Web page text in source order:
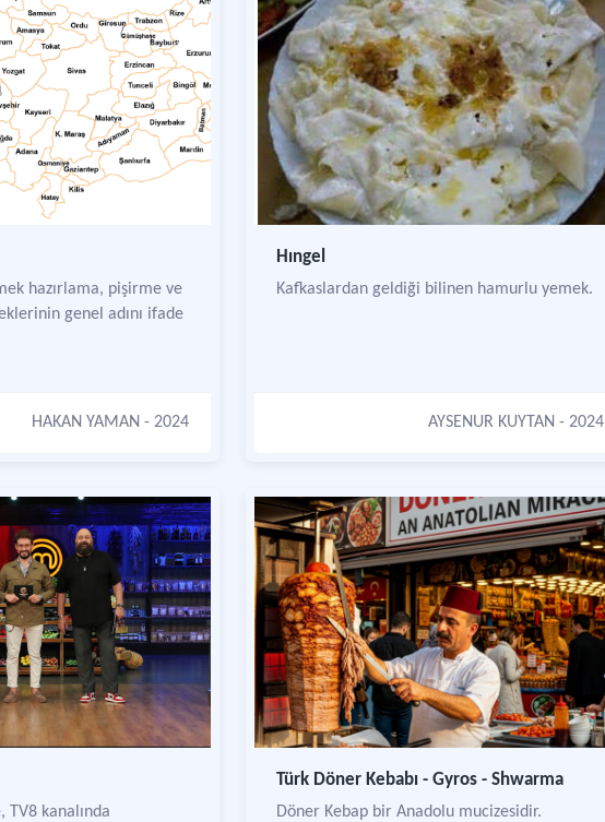
hazırlama, pişirme ve
genel adını ifade
HAKAN YAMAN - 2024
Hıngel
Kafkaslardan geldiği bilinen hamurlu yemek.
AYSENUR KUYTAN - 2024
TV8 kanalında
Türk Döner Kebabı - Gyros - Shwarma
Döner Kebap bir Anadolu mucizesidir.